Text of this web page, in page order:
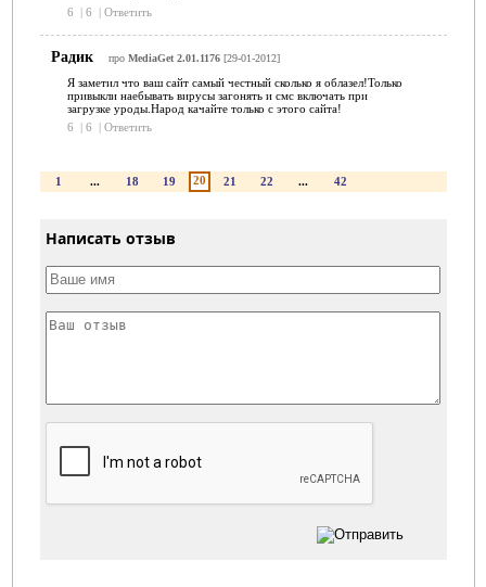
6
| 6 | Ответить
Радик про MediaGet 2.01.1176[29-01-2012]
Я заметил что ваш сайт самый честный сколько я облазел!Только
привыкли наебывать вирусы загонять и смс включать при
загрузке уроды.Народ качайте только с этого сайта!
6
| 6 | Ответить
1 ... 18 19 20 21 22 ... 42
Написать отзыв